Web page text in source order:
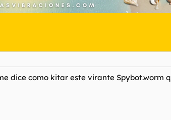
dice como kitar este virante Spybot.worm